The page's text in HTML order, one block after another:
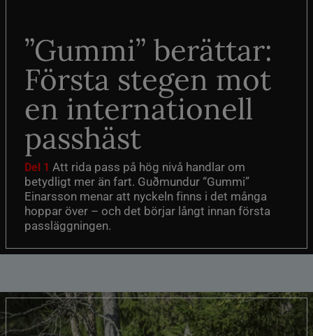
”Gummi” berättar:
Första stegen mot
en internationell
passhäst
Del 1 Att rida pass på hög nivå handlar om
betydligt mer än fart. Guðmundur “Gummi”
Einarsson menar att nyckeln finns i det många
hoppar över – och det börjar långt innan första
passläggningen.